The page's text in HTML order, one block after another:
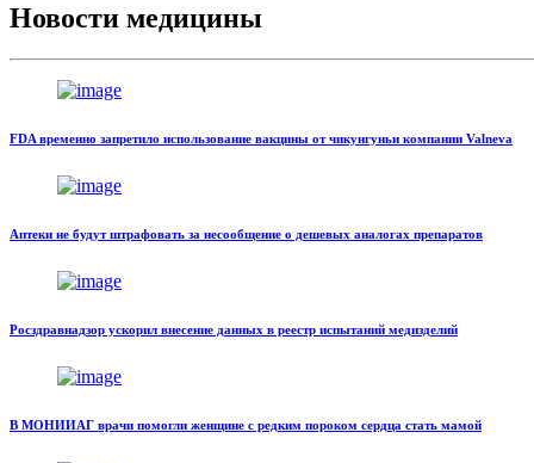
Новости медицины
FDA временно запретило использование вакцины от чикунгуньи компании Valneva
Аптеки не будут штрафовать за несообщение о дешевых аналогах препаратов
Росздравнадзор ускорил внесение данных в реестр испытаний медизделий
В МОНИИАГ врачи помогли женщине с редким пороком сердца стать мамой